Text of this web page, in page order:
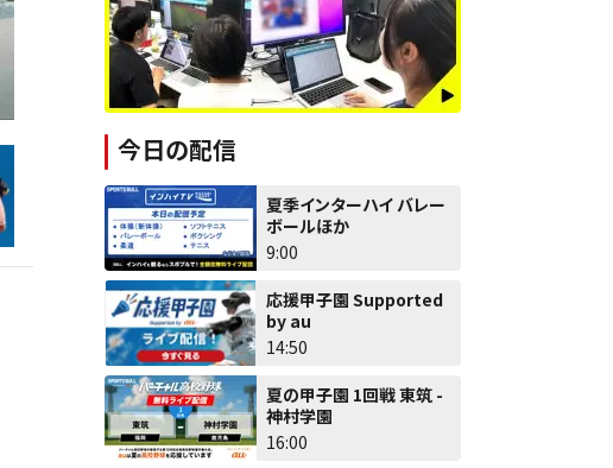
今日の配信
夏季インターハイ バレー
ボールほか
9:00
応援甲子園 Supported
by au
14:50
夏の甲子園 1回戦 東筑 -
神村学園
16:00